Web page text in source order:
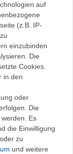
x 10 cm
7,2 cm, 2 x
2 x
auf
(z.B. IP-
einzubinden
Die
Cookies.
in den
oder
Die
Es
die Einwilligung
zu
und weitere